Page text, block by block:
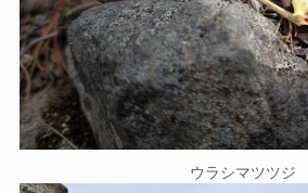
ウラシマツツジ